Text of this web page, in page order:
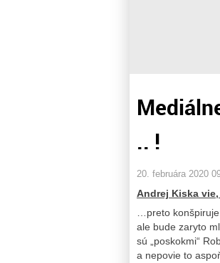
.. !
20. februára 2020
Andrej Kiska
…preto
ale bude zaryto
sú „poskokmi“
a nepovie to